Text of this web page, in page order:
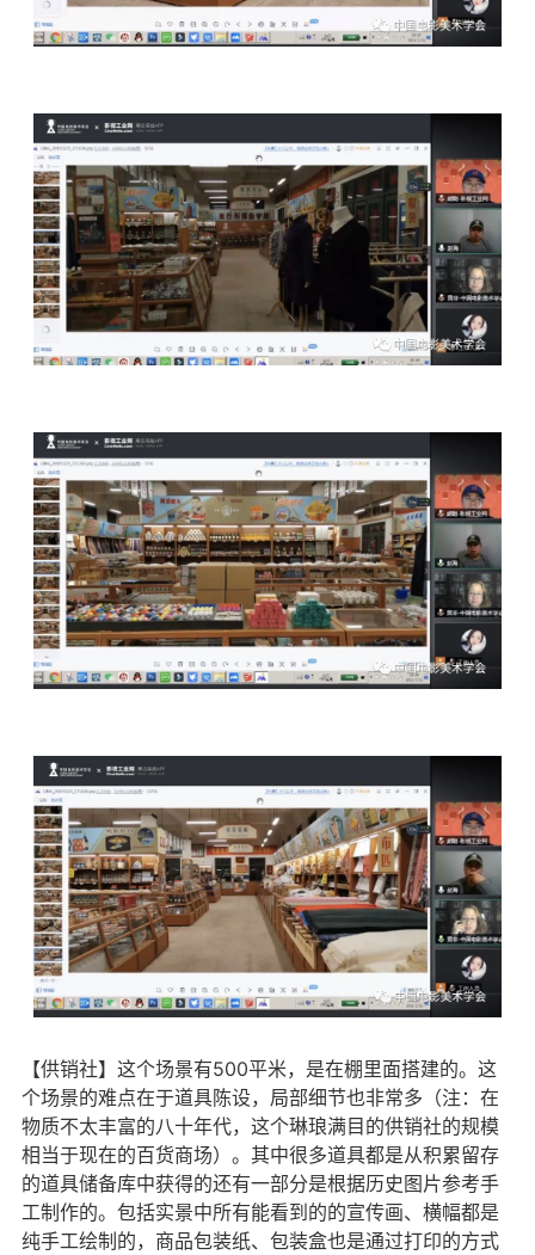
【供销社】这个场景有500平米，是在棚里面搭建的。这
个场景的难点在于道具陈设，局部细节也非常多（注：在
物质不太丰富的八十年代，这个琳琅满目的供销社的规模
相当于现在的百货商场）。其中很多道具都是从积累留存
的道具储备库中获得的还有一部分是根据历史图片参考手
工制作的。包括实景中所有能看到的的宣传画、横幅都是
纯手工绘制的，商品包装纸、包装盒也是通过打印的方式